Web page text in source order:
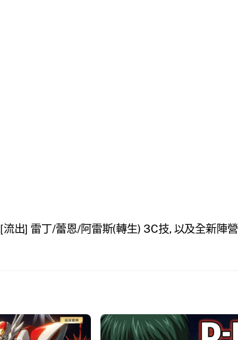
[流出] 雷丁/蕾恩/阿雷斯(轉生) 3C技, 以及全新陣營